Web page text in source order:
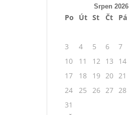
Srpen 2026
Po Út St Čt Pá
3
4 5 6 7
10
11 12 13 14
17
18 19 20 21
24
25 26 27 28
31